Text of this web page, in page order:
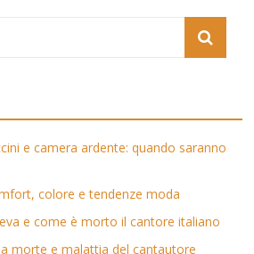
e camera ardente: quando saranno
colore e tendenze moda
e come è morto il cantore italiano
morte e malattia del cantautore